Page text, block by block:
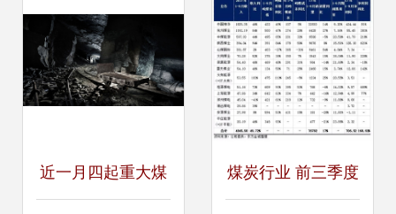
近一月四起重大煤 煤炭行业 前三季度